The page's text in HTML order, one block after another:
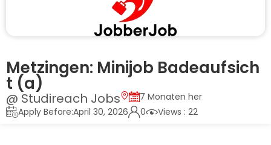
Metzingen: Minijob Badeaufsich
t (a)
@ Studireach Jobs
7 Monaten her
Apply Before:April 30, 2026
0 Views : 22